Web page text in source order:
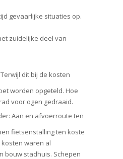
gevaarlijke situaties op.
zuidelijke deel van
dit bij de kosten
worden opgeteld. Hoe
voor ogen gedraaid.
Aan en afvoerroute ten
fietsenstalling ten koste
waren al
bouw stadhuis. Schepen